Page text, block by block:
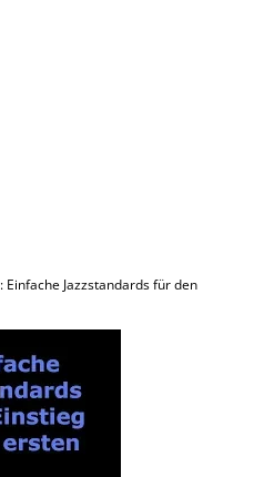
: Einfache Jazzstandards für den